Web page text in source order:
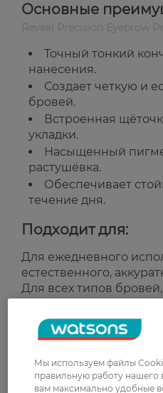
Основные
Точный тонкий
нанесения.
Создает четкую и
бровей.
Встроенная
укладки.
Насыщенный
растушёвка.
Обеспечивает
течение дня.
Подходит для:
Для ежедневного
естественного,
Для всех типов
Страна-производитель:
Рейтинг и отзывы
Мы используем файлы
правильную работу нашего
вам максимально удобные